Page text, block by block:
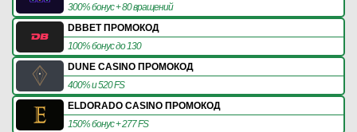
300% бонус + 80 вращений
DBBET ПРОМОКОД
100% бонус до 130
DUNE CASINO ПРОМОКОД
400% и 520 FS
ELDORADO CASINO ПРОМОКОД
150% бонус + 277 FS